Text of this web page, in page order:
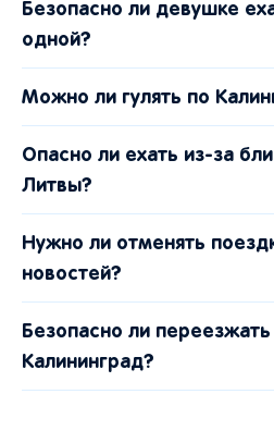
Безопасно ли девушке
одной?
Можно ли гулять по
Опасно ли ехать из-за
Литвы?
Нужно ли отменять
новостей?
Безопасно ли
Калининград?